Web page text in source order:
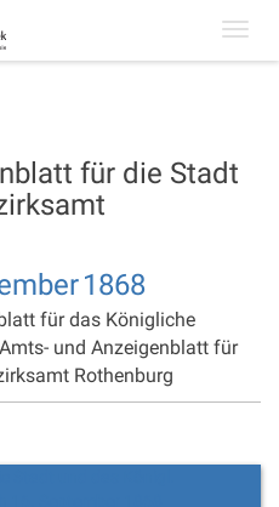
für die Stadt
1868
für das Königliche
Amts- und Anzeigenblatt für
Rothenburg